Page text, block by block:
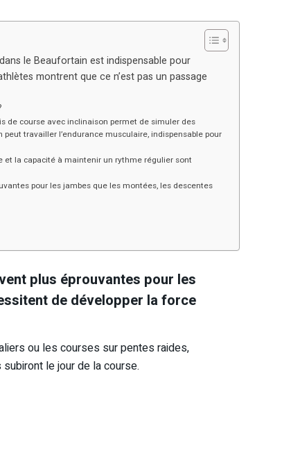
le Beaufortain est indispensable pour
montrent que ce n’est pas un passage
de course avec inclinaison permet de simuler des
travailler l’endurance musculaire, indispensable pour
et la capacité à maintenir un rythme régulier sont
pour les jambes que les montées, les descentes
plus éprouvantes pour les
de développer la force
ou les courses sur pentes raides,
le jour de la course.